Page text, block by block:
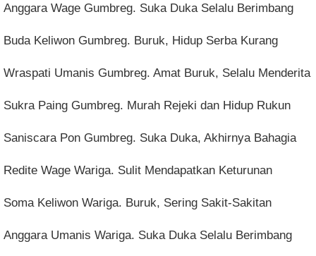
Anggara Wage Gumbreg. Suka Duka Selalu Berimbang
Buda Keliwon Gumbreg. Buruk, Hidup Serba Kurang
Wraspati Umanis Gumbreg. Amat Buruk, Selalu Menderita
Sukra Paing Gumbreg. Murah Rejeki dan Hidup Rukun
Saniscara Pon Gumbreg. Suka Duka, Akhirnya Bahagia
Redite Wage Wariga. Sulit Mendapatkan Keturunan
Soma Keliwon Wariga. Buruk, Sering Sakit-Sakitan
Anggara Umanis Wariga. Suka Duka Selalu Berimbang